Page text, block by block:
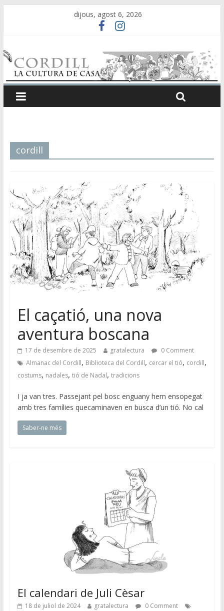
dijous, agost 6, 2026
cordill
El caçatió, una nova
aventura boscana
17 de desembre de 2025 gratalectura
0 Comment
Almanac del Cordill, Biblioteca del Cordill, cercar el tió, cordill,
costums, nadales, tió de Nadal, tradicions
I ja van tres. Passejant pel bosc enguany hem ensopegat
amb tres famílies quecaminaven en busca d’un tió. No cal
Saber-ne més
El calendari de Juli Cèsar
18 de juliol de 2024 gratalectura
0 Comment